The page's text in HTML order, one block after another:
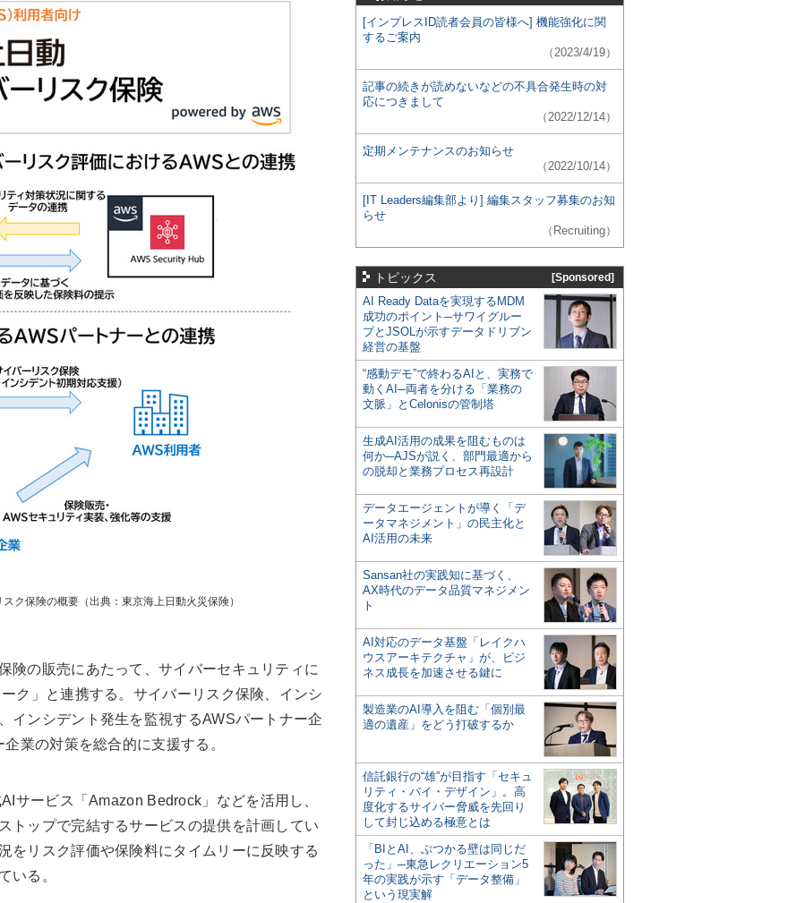
ク保険の概要（出典：東京海上日動火災保険）
の販売にあたって、サイバーセキュリティに
ク」と連携する。サイバーリスク保険、インシ
インシデント発生を監視するAWSパートナー企
業の対策を総合的に支援する。
サービス「Amazon Bedrock」などを活用し、
トップで完結するサービスの提供を計画してい
をリスク評価や保険料にタイムリーに反映する
いる。
[インプレスID読者会員の皆様へ] 機能強化に関
するご案内
（2023/4/19）
記事の続きが読めないなどの不具合発生時の対
応につきまして
（2022/12/14）
定期メンテナンスのお知らせ
（2022/10/14）
[IT Leaders編集部より] 編集スタッフ募集のお知
らせ
（Recruiting）
トピックス [Sponsored]
AI Ready Dataを実現するMDM
成功のポイント─サワイグルー
プとJSOLが示すデータドリブン
経営の基盤
“感動デモ”で終わるAIと、実務で
動くAI─両者を分ける「業務の
文脈」とCelonisの管制塔
生成AI活用の成果を阻むものは
何か─AJSが説く、部門最適から
の脱却と業務プロセス再設計
データエージェントが導く「デ
ータマネジメント」の民主化と
AI活用の未来
Sansan社の実践知に基づく、
AX時代のデータ品質マネジメン
ト
AI対応のデータ基盤「レイクハ
ウスアーキテクチャ」が、ビジ
ネス成長を加速させる鍵に
製造業のAI導入を阻む「個別最
適の遺産」をどう打破するか
信託銀行の“雄”が目指す「セキュ
リティ・バイ・デザイン」。高
度化するサイバー脅威を先回り
して封じ込める極意とは
「BIとAI、ぶつかる壁は同じだ
った」─東急レクリエーション5
年の実践が示す「データ整備」
という現実解